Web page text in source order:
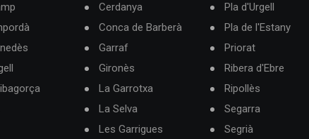
Cerdanya
Conca de Barberà
Garraf
Gironès
La Garrotxa
La Selva
Les Garrigues
Pla d'Urgell
Pla de l'Estany
Priorat
Ribera d'Ebre
Ripollès
Segarra
Segrià